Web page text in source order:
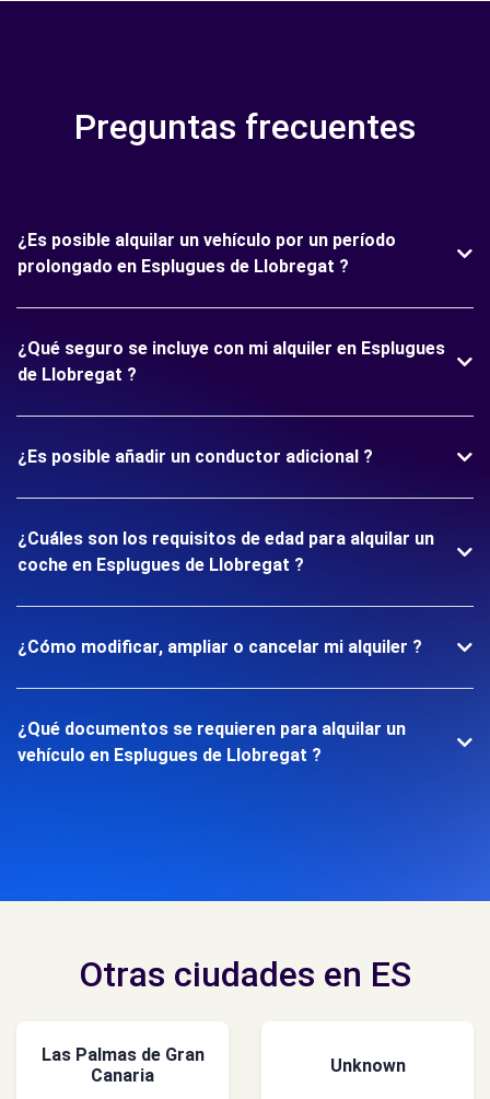
Preguntas frecuentes
¿Es posible alquilar un vehículo por un período
prolongado en Esplugues de Llobregat ?
¿Qué seguro se incluye con mi alquiler en Esplugues
de Llobregat ?
¿Es posible añadir un conductor adicional ?
¿Cuáles son los requisitos de edad para alquilar un
coche en Esplugues de Llobregat ?
¿Cómo modificar, ampliar o cancelar mi alquiler ?
¿Qué documentos se requieren para alquilar un
vehículo en Esplugues de Llobregat ?
Otras ciudades en ES
Las Palmas de Gran
Canaria
Unknown